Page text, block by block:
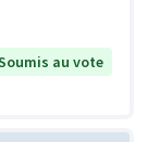
au vote